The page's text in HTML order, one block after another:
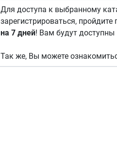
Для доступа к выбранному
зарегистрироваться,
на 7 дней! Вам будут доступны
Так же, Вы можете